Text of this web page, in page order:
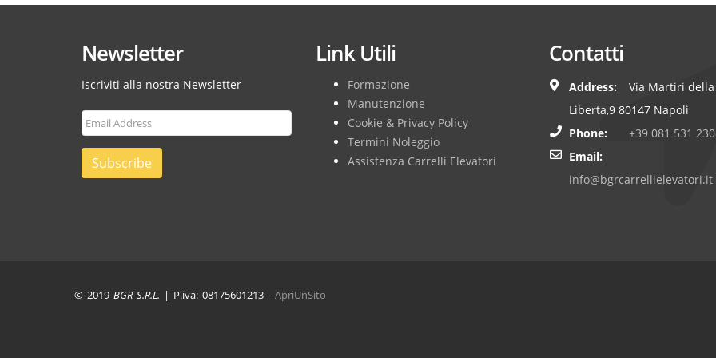
Newsletter
Iscriviti alla nostra Newsletter
Subscribe
Link Utili
Formazione
Manutenzione
Cookie & Privacy Policy
Termini Noleggio
Assistenza Carrelli Elevatori
Contatti
Address:
Via Martiri della
Liberta,9 80147 Napoli
Phone:
+39 081 531
Email:
info@bgrcarrellielevatori.it
© 2019 BGR S.R.L. | P.iva: 08175601213 - ApriUnSito